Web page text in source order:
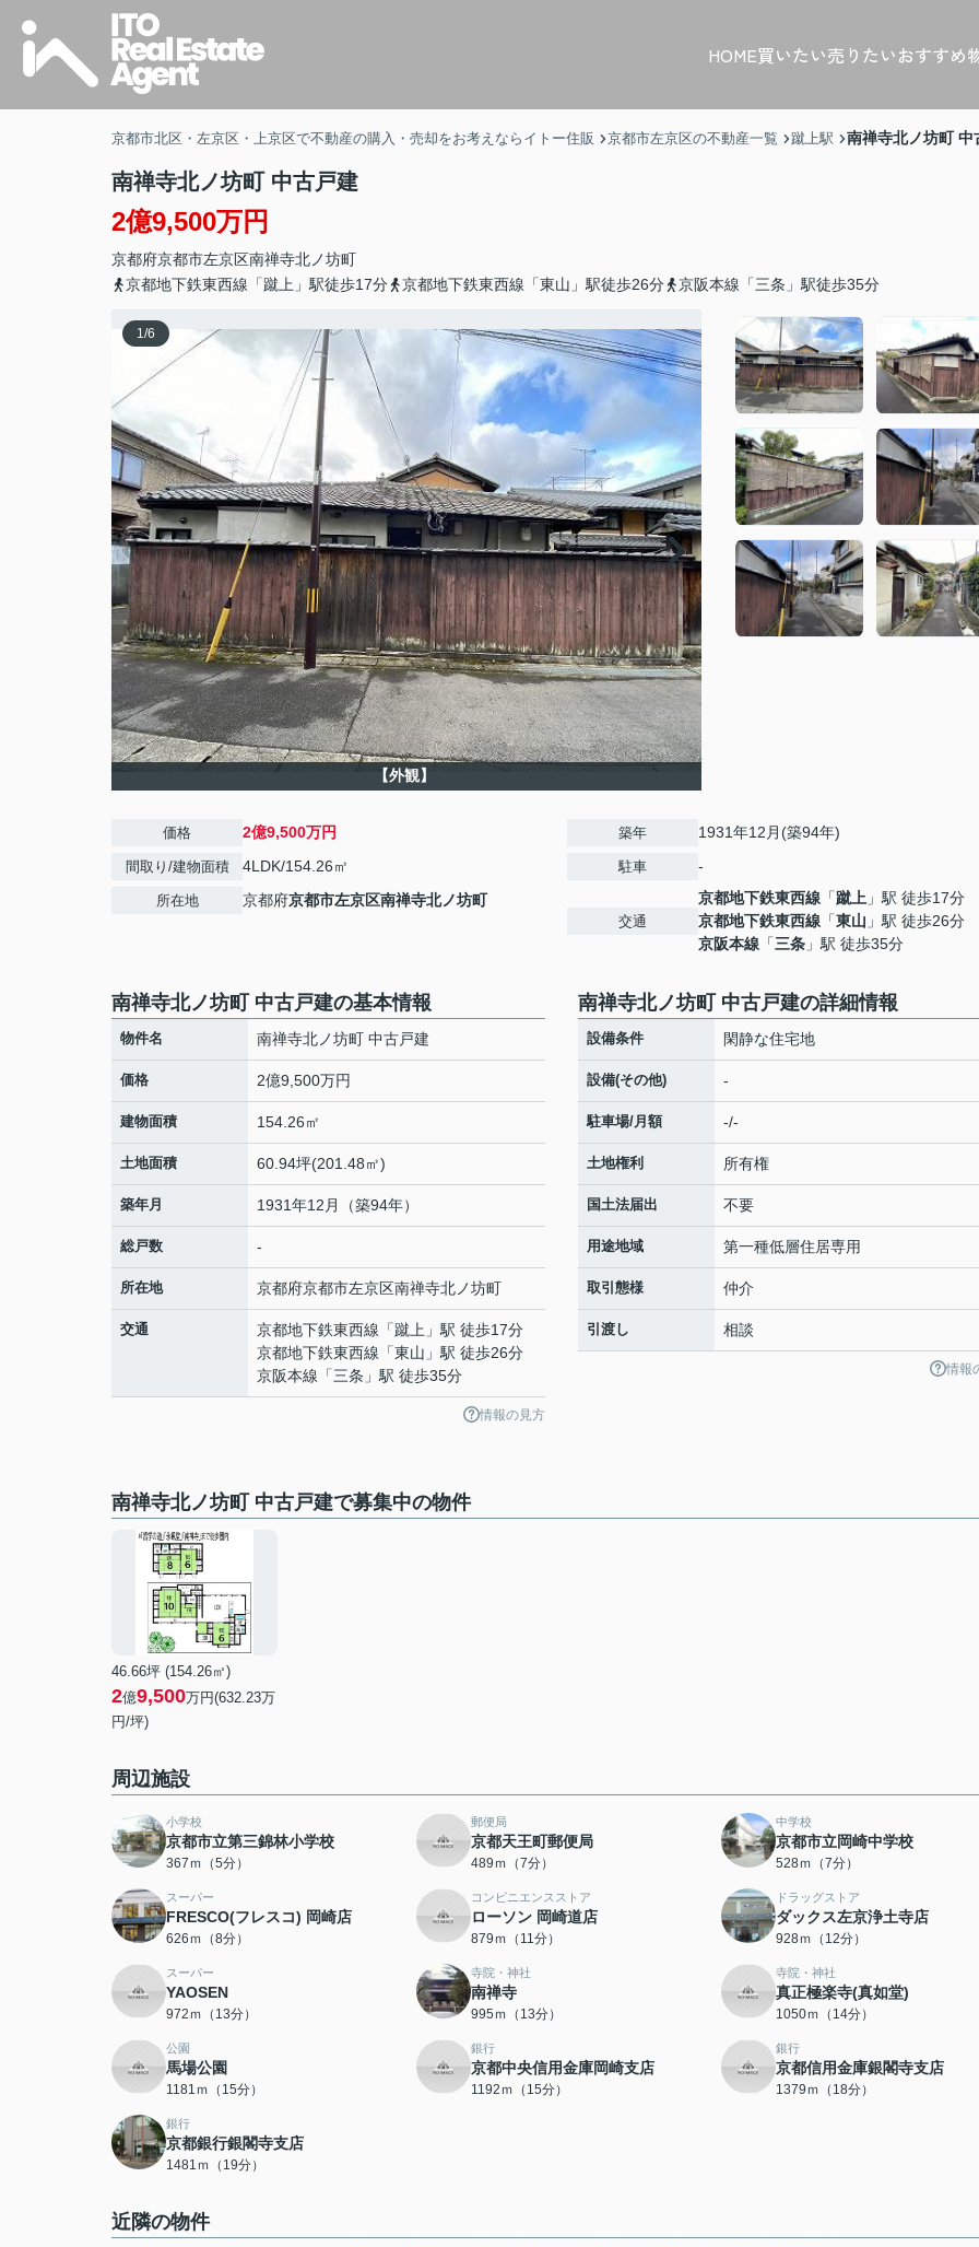
HOME買いたい売りたいおすすめ
京都市北区・左京区・上京区で不動産の購入・売却をお考えならイトー住販 京都市左京区の不動産一覧 蹴上駅 南禅寺北ノ坊町 中
南禅寺北ノ坊町 中古戸建
2億9,500万円
京都府京都市左京区南禅寺北ノ坊町
京都地下鉄東西線「蹴上」駅徒歩17分
京都地下鉄東西線「東山」駅徒歩26分 京阪本線「三条」駅徒歩35分
1/6
【外観】
価格 2億9,500万円
間取り/建物面積 4LDK/154.26㎡
所在地 京都府京都市左京区南禅寺北ノ坊町
築年 1931年12月(築94年)
駐車 -
交通
京都地下鉄東西線 「蹴上 」駅 徒歩17分
京都地下鉄東西線 「東山 」駅 徒歩26分
京阪本線 「三条 」駅 徒歩35分
南禅寺北ノ坊町 中古戸建の基本情報
物件名 南禅寺北ノ坊町 中古戸建
価格 2億9,500万円
建物面積 154.26㎡
土地面積 60.94坪(201.48㎡)
築年月 1931年12月（築94年）
総戸数 -
所在地 京都府京都市左京区南禅寺北ノ坊町
交通 京都地下鉄東西線 「蹴上 」駅 徒歩17分
京都地下鉄東西線 「東山 」駅 徒歩26分
京阪本線 「三条 」駅 徒歩35分
情報の見方
南禅寺北ノ坊町 中古戸建の詳細情報
設備条件 閑静な住宅地
設備(その他) -
駐車場/月額 -/-
土地権利 所有権
国土法届出 不要
用途地域 第一種低層住居専用
取引態様 仲介
引渡し 相談
情報
南禅寺北ノ坊町 中古戸建で募集中の物件
46.66坪 (154.26㎡)
2億9,500万円(632.23万
円/坪)
周辺施設
小学校
京都市立第三錦林小学校
367ｍ（5分）
郵便局
京都天王町郵便局
489ｍ（7分）
中学校
京都市立岡崎中学校
528ｍ（7分）
スーパー
FRESCO(フレスコ) 岡崎店
626ｍ（8分）
コンビニエンスストア
ローソン 岡崎道店
879ｍ（11分）
ドラッグストア
ダックス左京浄土寺店
928ｍ（12分）
スーパー
YAOSEN
972ｍ（13分）
寺院・神社
南禅寺
995ｍ（13分）
寺院・神社
真正極楽寺(真如堂)
1050ｍ（14分）
公園
馬場公園
1181ｍ（15分）
銀行
京都中央信用金庫岡崎支店
1192ｍ（15分）
銀行
京都信用金庫銀閣寺支店
1379ｍ（18分）
銀行
京都銀行銀閣寺支店
1481ｍ（19分）
近隣の物件